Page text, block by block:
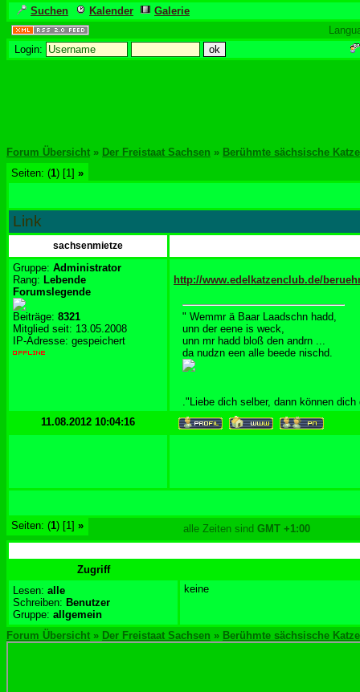
Suchen Kalender
Galerie
Login:
Forum Übersicht » Der Freistaat Sachsen » Berühmte sächsische
Seiten: (1) [1] »
Link
sachsenmietze
Gruppe: Administrator
Rang: Lebende
Forumslegende
Beiträge: 8321
Mitglied seit: 13.05.2008
IP-Adresse: gespeichert
http://www.edelkatzenclub.de/
" Wemmr ä Baar Laadschn hadd,
unn der eene is weck,
unn mr hadd bloß den andrn ...
da nudzn een alle beede nischd.
."Liebe dich selber, dann können dich
11.08.2012 10:04:16
Seiten: (1) [1] » alle Zeiten sind GMT +1:00
Zugriff
Lesen: alle
Schreiben: Benutzer
Gruppe: allgemein
keine
Forum Übersicht » Der Freistaat Sachsen » Berühmte sächsische